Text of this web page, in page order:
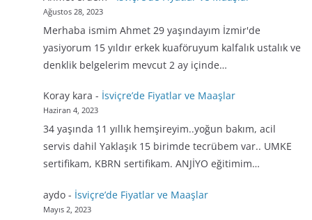
Ağustos 28, 2023
Merhaba ismim Ahmet 29 yaşındayım İzmir'de
yasiyorum 15 yıldır erkek kuaföruyum kalfalık ustalık ve
denklik belgelerim mevcut 2 ay içinde…
Koray kara - İsviçre’de Fiyatlar ve Maaşlar
Haziran 4, 2023
34 yaşında 11 yıllık hemşireyim..yoğun bakım, acil
servis dahil Yaklaşık 15 birimde tecrübem var.. UMKE
sertifikam, KBRN sertifikam. ANJİYO eğitimim…
aydo- İsviçre’de Fiyatlar ve Maaşlar
Mayıs 2, 2023